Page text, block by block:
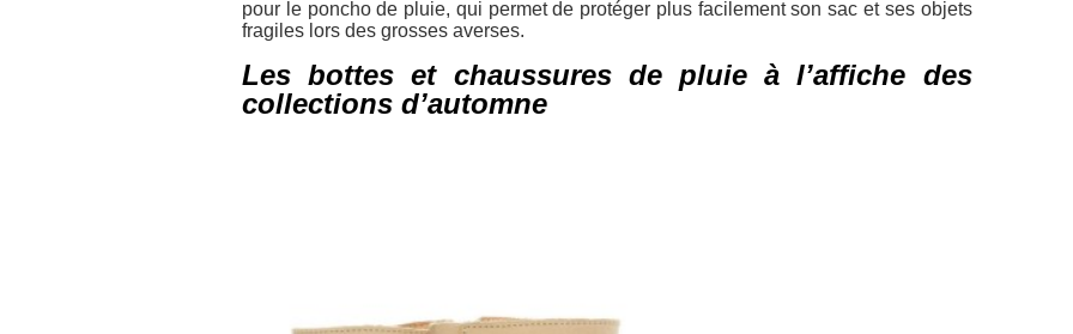
pour le poncho de pluie, qui permet de protéger plus facilement son sac et ses objets
fragiles lors des grosses averses.
Les bottes et chaussures de pluie à l’affiche des
collections d’automne